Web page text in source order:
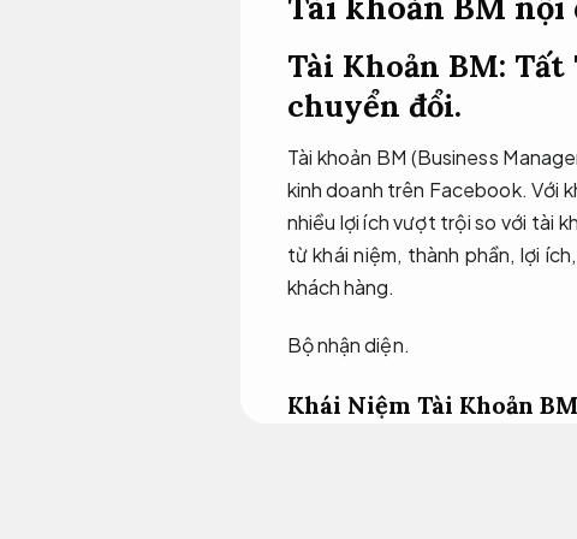
Tài Khoản BM:
chuyển đổi.
Tài khoản BM (Business
kinh doanh trên Facebook. Với
nhiều lợi ích vượt trội so với tài
từ khái niệm, thành phần, lợi
khách hàng.
Bộ nhận diện.
Khái Niệm Tài Khoản BM